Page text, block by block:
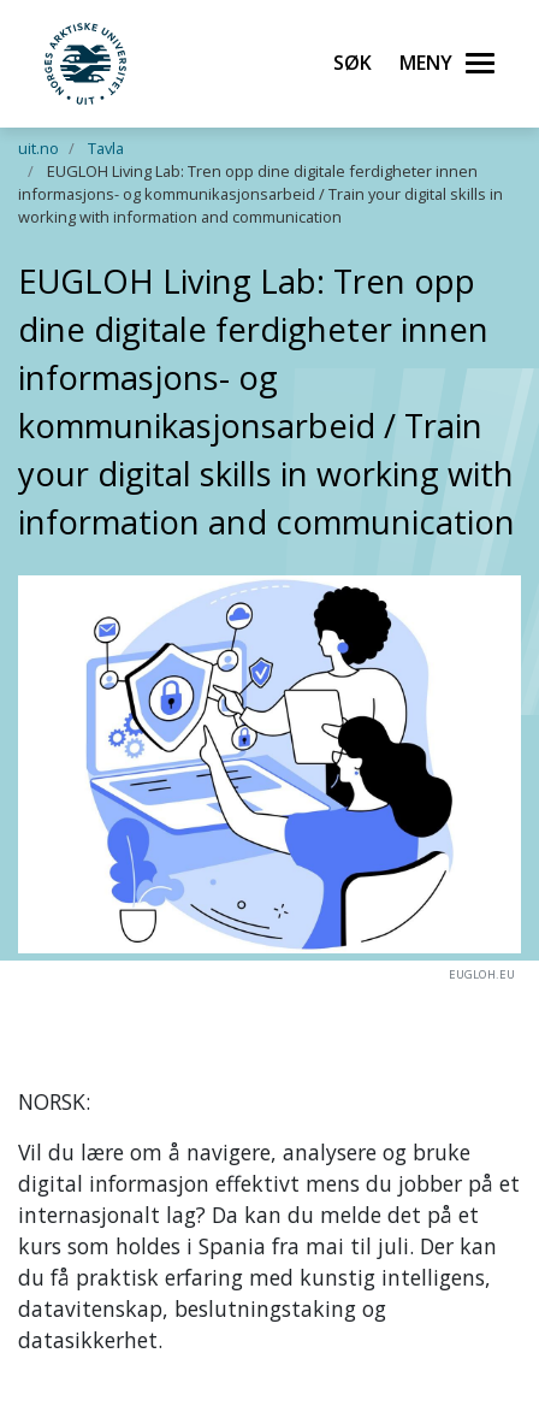
Gå til hovedinnhold
UiT Norges arktiske universitet
Søk Meny
uit.no
Tavla
EUGLOH Living Lab: Tren opp dine digitale ferdigheter innen
informasjons- og kommunikasjonsarbeid / Train your digital skills in
working with information and communication
EUGLOH Living Lab: Tren opp
dine digitale ferdigheter innen
informasjons- og
kommunikasjonsarbeid / Train
your digital skills in working with
information and communication
EUGLOH.EU
NORSK:
Vil du lære om å navigere, analysere og bruke
digital informasjon effektivt mens du jobber på et
internasjonalt lag? Da kan du melde det på et
kurs som holdes i Spania fra mai til juli. Der kan
du få praktisk erfaring med kunstig intelligens,
datavitenskap, beslutningstaking og
datasikkerhet.